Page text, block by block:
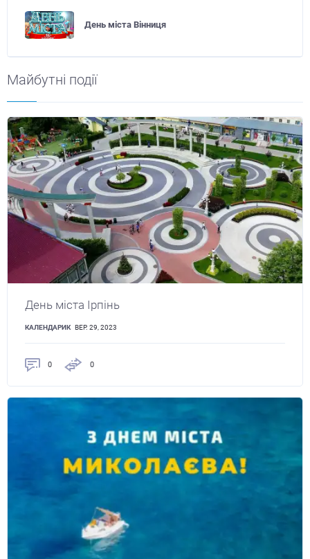
День міста Вінниця
Майбутні події
День міста Ірпінь
КАЛЕНДАРИК ВЕР. 29, 2023
0 0